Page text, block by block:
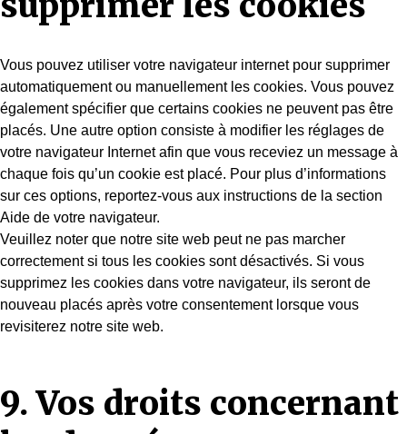
Vous pouvez utiliser votre navigateur internet pour supprimer
automatiquement ou manuellement les cookies. Vous pouvez
également spécifier que certains cookies ne peuvent pas être
placés. Une autre option consiste à modifier les réglages de
votre navigateur Internet afin que vous receviez un message à
chaque fois qu’un cookie est placé. Pour plus d’informations
sur ces options, reportez-vous aux instructions de la section
Aide de votre navigateur.
Veuillez noter que notre site web peut ne pas marcher
correctement si tous les cookies sont désactivés. Si vous
supprimez les cookies dans votre navigateur, ils seront de
nouveau placés après votre consentement lorsque vous
revisiterez notre site web.
9. Vos droits concernant